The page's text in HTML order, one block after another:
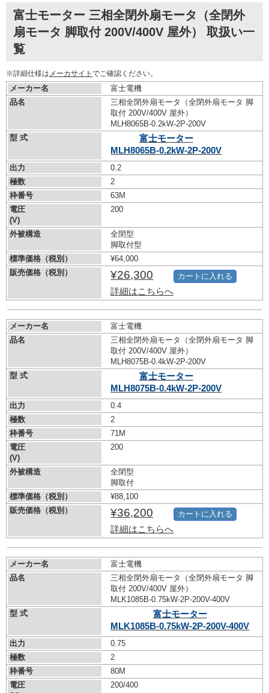
富士モーター 三相全閉外扇モータ（全閉外
扇モータ 脚取付 200V/400V 屋外） 取扱い一
覧
※詳細仕様は メーカサイト でご確認ください。
メーカー名
富士電機
品名
三相全閉外扇モータ（全閉外扇モータ 脚
取付 200V/400V 屋外）
MLH8065B-0.2kW-2P-200V
型 式
富士モーター
MLH8065B-0.2kW-2P-200V
出力
0.2
極数
2
枠番号
63M
電圧
(V)
200
外被構造
全閉型
脚取付型
標準価格（税別）
¥64,000
販売価格（税別）
¥26,300
詳細はこちらへ
カートに入れる
メーカー名
富士電機
品名
三相全閉外扇モータ（全閉外扇モータ 脚
取付 200V/400V 屋外）
MLH8075B-0.4kW-2P-200V
型 式
富士モーター
MLH8075B-0.4kW-2P-200V
出力
0.4
極数
2
枠番号
71M
電圧
(V)
200
外被構造
全閉型
脚取付
標準価格（税別）
¥88,100
販売価格（税別）
¥36,200
詳細はこちらへ
カートに入れる
メーカー名
富士電機
品名
三相全閉外扇モータ（全閉外扇モータ 脚
取付 200V/400V 屋外）
MLK1085B-0.75kW-2P-200V-400V
型 式
富士モーター
MLK1085B-0.75kW-2P-200V-400V
出力
0.75
極数
2
枠番号
80M
電圧
200/400